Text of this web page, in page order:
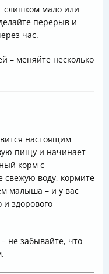
слишком мало или
перерыв и
час.
– меняйте несколько
настоящим
пищу и начинает
корм с
свежую воду, кормите
малыша – и у вас
и здорового
не забывайте, что